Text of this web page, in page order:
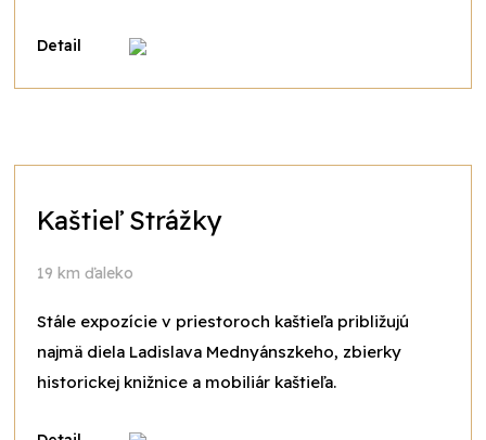
Detail
Kaštieľ Strážky
19 km ďaleko
Stále expozície v priestoroch kaštieľa približujú
najmä diela Ladislava Mednyánszkeho, zbierky
historickej knižnice a mobiliár kaštieľa.